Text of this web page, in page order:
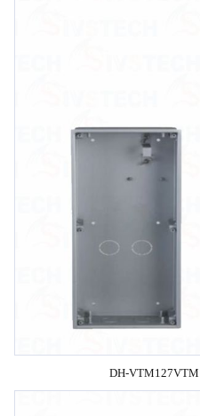
DH-